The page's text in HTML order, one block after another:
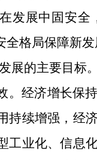
展中固安全
格局保障新发
展的主要目标。
经济增长保
持续增强，经
工业化、信息